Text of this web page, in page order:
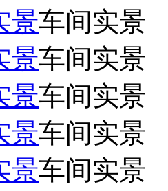
车间实景
车间实景
车间实景
车间实景
车间实景